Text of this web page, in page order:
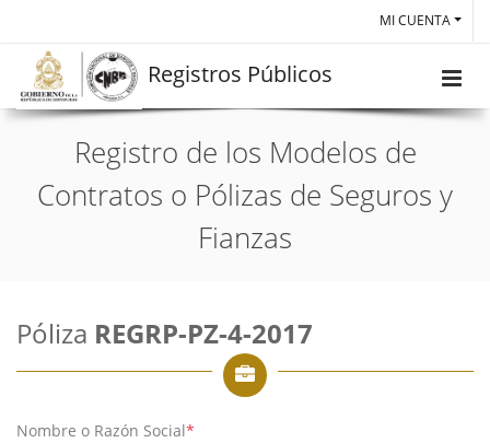
MI CUENTA
Registros Públicos
Registro de los Modelos de
Contratos o Pólizas de Seguros y
Fianzas
Póliza REGRP-PZ-4-2017
Nombre o Razón Social*